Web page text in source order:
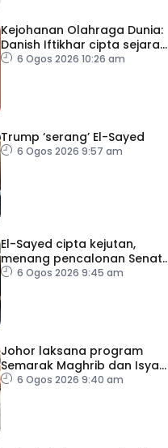
Kejohanan Olahraga Dunia:
Danish Iftikhar cipta sejarah
mara ke final 100m
6 Ogos 2026 10:26 am
Trump ‘serang’ El-Sayed
6 Ogos 2026 9:57 am
El-Sayed cipta kejutan,
menang pencalonan Senat
AS di Michigan
6 Ogos 2026 9:45 am
Johor laksana program
Semarak Maghrib dan Isyak
perkasa solat berjemaah
6 Ogos 2026 9:40 am